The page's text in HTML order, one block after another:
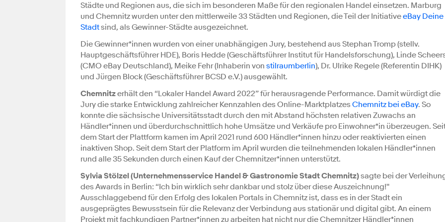
Städte und Regionen aus, die sich im besonderen Maße für den regionalen Handel einsetzen. Marburg
und Chemnitz wurden unter den mittlerweile 33 Städten und Regionen, die Teil der InitiativeeBay Deine
Stadtsind, als Gewinner-Städte ausgezeichnet.
Die Gewinner*innen wurden von einer unabhängigen Jury, bestehend aus Stephan Tromp (stellv.
Hauptgeschäftsführer HDE), Boris Hedde (Geschäftsführer Institut für Handelsforschung), Linde
(CMO eBay Deutschland), Meike Fehr (Inhaberin von stilraumberlin), Dr. Ulrike Regele (Referentin DIHK)
und Jürgen Block (Geschäftsführer BCSD e.V.) ausgewählt.
Chemnitzerhält den “Lokaler Handel Award 2022” für herausragende Performance. Damit würdigt die
Jury die starke Entwicklung zahlreicher Kennzahlen des Online-MarktplatzesChemnitz bei eBay. So
konnte die sächsische Universitätsstadt durch den mit Abstand höchsten relativen Zuwachs an
Händler*innen und überdurchschnittlich hohe Umsätze und Verkäufe pro Einwohner*in überzeugen.
dem Start der Plattform kamen im April 2021 rund 600 Händler*innen hinzu oder reaktivierten einen
inaktiven Shop. Seit dem Start der Platform im April wurden die teilnehmenden lokalen Händler*innen
rund alle 35 Sekunden durch einen Kauf der Chemnitzer*innen unterstützt.
Sylvia Stölzel (Unternehmensservice Handel & Gastronomie Stadt Chemnitz)sagte bei der
des Awards in Berlin: “Ich bin wirklich sehr dankbar und stolz über diese Auszeichnung!''
Ausschlaggebend für den Erfolg des lokalen Portals in Chemnitz ist, dass es in der Stadt ein
ausgeprägtes Bewusstsein für die Relevanz der Verbindung aus stationär und digital gibt. An einem
Projekt mit fachkundigen Partner*innen zu arbeiten hat nicht nur die Chemnitzer Händler*innen